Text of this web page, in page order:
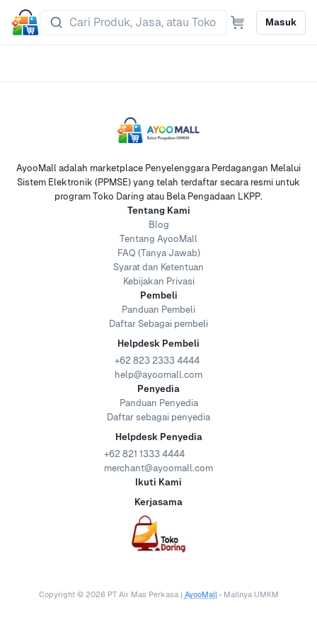
Masuk
AyooMall adalah marketplace Penyelenggara Perdagangan Melalui
Sistem Elektronik (PPMSE) yang telah terdaftar secara resmi untuk
program Toko Daring atau Bela Pengadaan LKPP.
Tentang Kami
Blog
Tentang AyooMall
FAQ (Tanya Jawab)
Syarat dan Ketentuan
Kebijakan Privasi
Pembeli
Panduan Pembeli
Daftar Sebagai pembeli
Helpdesk Pembeli
+62 823 2333 4444
help@ayoomall.com
Penyedia
Panduan Penyedia
Daftar sebagai penyedia
Helpdesk Penyedia
+62 821 1333 4444
merchant@ayoomall.com
Ikuti Kami
Kerjasama
Copyright © 2026 PT Air Mas Perkasa | AyooMall • Mallnya UMKM